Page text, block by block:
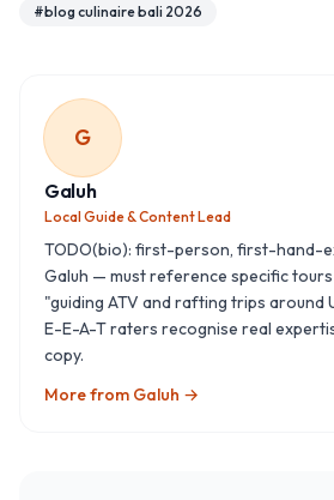
#blog culinaire bali 2026
G
Galuh
Local Guide & Content Lead
TODO(bio): first-person, first-hand-
Galuh — must reference specific tours
"guiding ATV and rafting trips around
E-E-A-T raters recognise real
copy.
More from Galuh →